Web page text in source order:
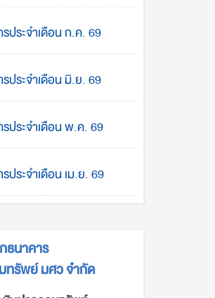
ประจำเดือน ก.ค. 69
ประจำเดือน มิ.ย. 69
ประจำเดือน พ.ค. 69
ประจำเดือน เม.ย. 69
ธนาคาร
รัพย์ มศว จำกัด